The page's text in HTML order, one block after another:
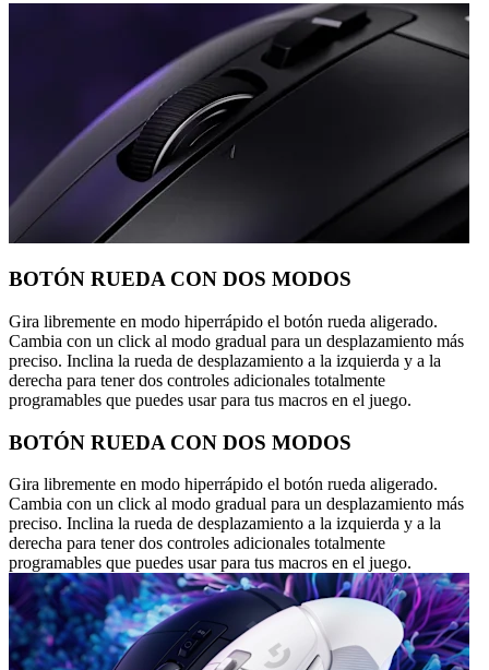
BOTÓN RUEDA CON DOS MODOS
Gira libremente en modo hiperrápido el botón rueda aligerado.
Cambia con un click al modo gradual para un desplazamiento más
preciso. Inclina la rueda de desplazamiento a la izquierda y a la
derecha para tener dos controles adicionales totalmente
programables que puedes usar para tus macros en el juego.
BOTÓN RUEDA CON DOS MODOS
Gira libremente en modo hiperrápido el botón rueda aligerado.
Cambia con un click al modo gradual para un desplazamiento más
preciso. Inclina la rueda de desplazamiento a la izquierda y a la
derecha para tener dos controles adicionales totalmente
programables que puedes usar para tus macros en el juego.